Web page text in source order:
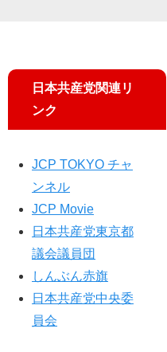
日本共産党関連リ
ンク
JCP TOKYO チャ
ンネル
JCP Movie
日本共産党東京都
議会議員団
しんぶん赤旗
日本共産党中央委
員会